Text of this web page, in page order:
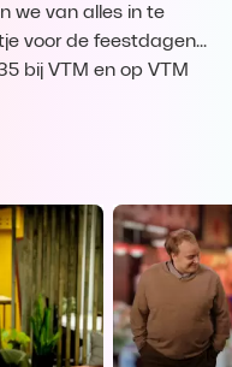
we van alles in te
voor de feestdagen...
bij VTM en op VTM